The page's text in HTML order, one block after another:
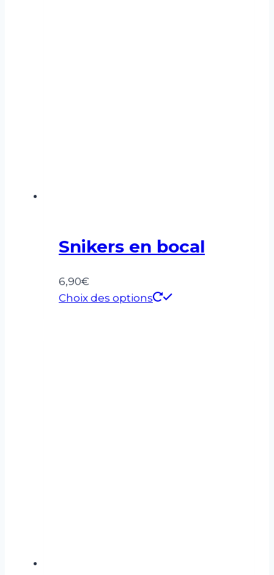
Snikers en bocal
6,90€
Choix des options